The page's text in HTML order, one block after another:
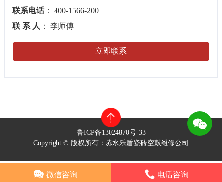
联系电话： 400-1566-200
联 系 人 ： 李师傅
立即联系
鲁ICP备13024870号-33
Copyright © 版权所有：赤水乐盾瓷砖空鼓维修公司
微信咨询 电话咨询